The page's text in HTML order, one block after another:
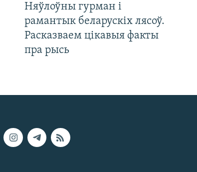
Няўлоўны гурман і
рамантык беларускіх лясоў.
Расказваем цікавыя факты
пра рысь